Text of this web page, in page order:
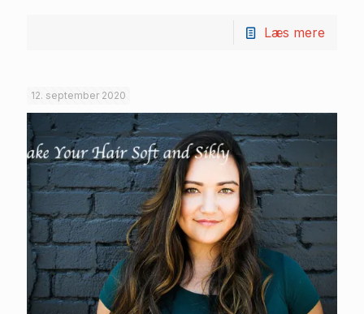
Læs mere
12. september 2020